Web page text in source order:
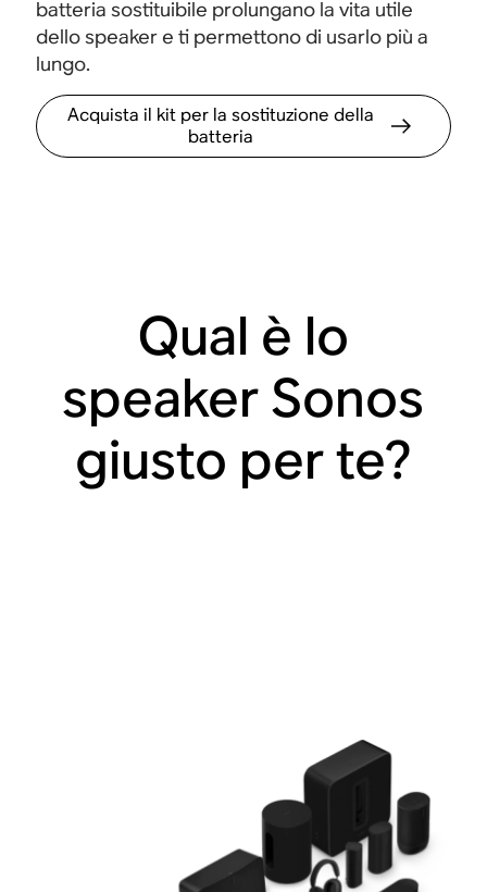
batteria sostituibile prolungano la vita utile
dello speaker e ti permettono di usarlo più a
lungo.
Acquista il kit per la sostituzione della
batteria
Qual è lo
speaker Sonos
giusto per te?